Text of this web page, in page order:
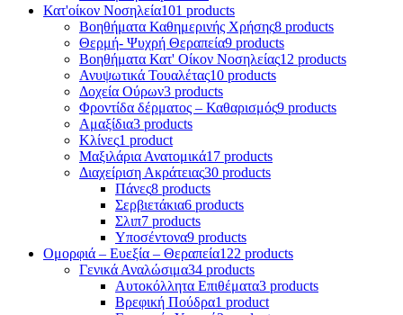
Κατ'οίκον Νοσηλεία101 products
Βοηθήματα Καθημερινής Χρήσης8 products
Θερμή- Ψυχρή Θεραπεία9 products
Βοηθήματα Κατ' Οίκον Νοσηλείας12 products
Ανυψωτικά Τουαλέτας10 products
Δοχεία Ούρων3 products
Φροντίδα δέρματος – Καθαρισμός9 products
Αμαξίδια3 products
Κλίνες1 product
Μαξιλάρια Ανατομικά17 products
Διαχείριση Ακράτειας30 products
Πάνες8 products
Σερβιετάκια6 products
Σλιπ7 products
Υποσέντονα9 products
Ομορφιά – Ευεξία – Θεραπεία122 products
Γενικά Αναλώσιμα34 products
Αυτοκόλλητα Επιθέματα3 products
Βρεφική Πούδρα1 product